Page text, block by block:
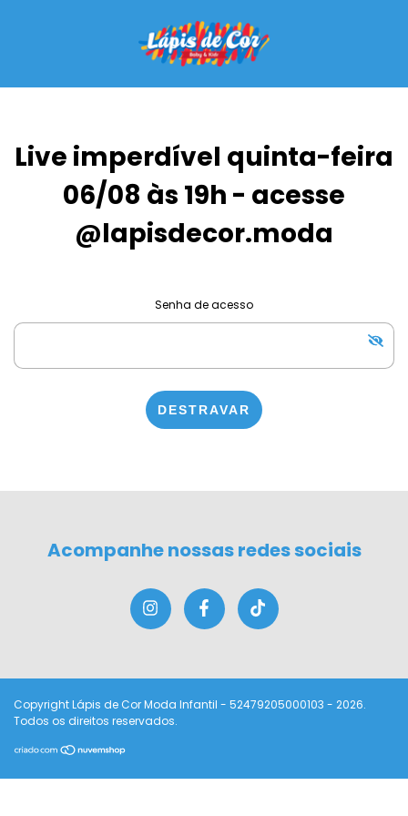
Live imperdível quinta-feira
06/08 às 19h - acesse
@lapisdecor.moda
Senha de acesso
DESTRAVAR
Acompanhe nossas redes sociais
Copyright Lápis de Cor Moda Infantil - 52479205000103 - 2026.
Todos os direitos reservados.